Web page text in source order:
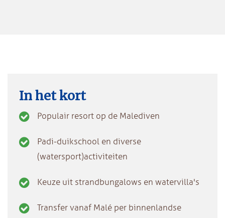
In het kort
Populair resort op de Malediven
Padi-duikschool en diverse
(watersport)activiteiten
Keuze uit strandbungalows en watervilla's
Transfer vanaf Malé per binnenlandse